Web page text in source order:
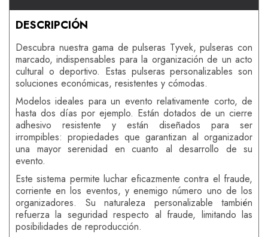
DESCRIPCIÓN
Descubra nuestra gama de pulseras Tyvek, pulseras con
marcado, indispensables para la organización de un acto
cultural o deportivo. Estas pulseras personalizables son
soluciones económicas, resistentes y cómodas.
Modelos ideales para un evento relativamente corto, de
hasta dos días por ejemplo. Están dotados de un cierre
adhesivo resistente y están diseñados para ser
irrompibles: propiedades que garantizan al organizador
una mayor serenidad en cuanto al desarrollo de su
evento.
Este sistema permite luchar eficazmente contra el fraude,
corriente en los eventos, y enemigo número uno de los
organizadores. Su naturaleza personalizable también
refuerza la seguridad respecto al fraude, limitando las
posibilidades de reproducción.